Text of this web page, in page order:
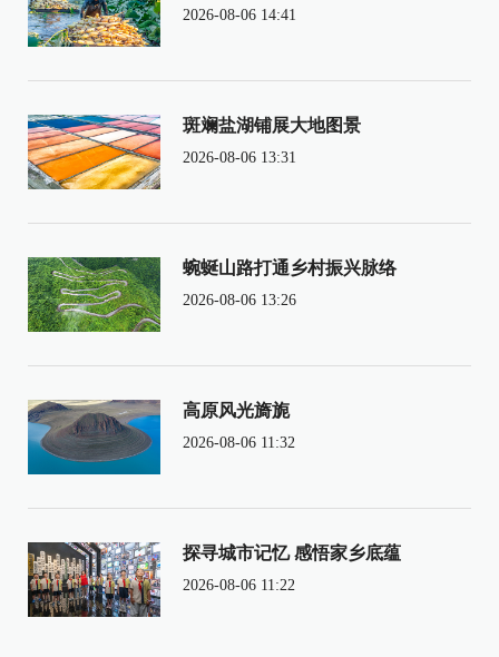
2026-08-06 14:41
斑斓盐湖铺展大地图景
2026-08-06 13:31
蜿蜒山路打通乡村振兴脉络
2026-08-06 13:26
高原风光旖旎
2026-08-06 11:32
探寻城市记忆 感悟家乡底蕴
2026-08-06 11:22